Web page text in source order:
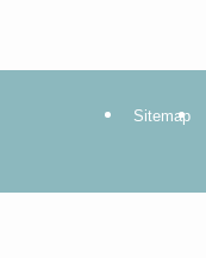
Sitemap